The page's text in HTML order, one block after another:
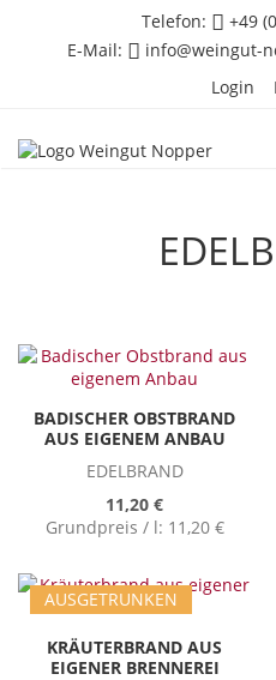
Telefon:
+49
E-Mail:
info@weingut-
Login
BADISCHER OBSTBRAND
AUS EIGENEM ANBAU
EDELBRAND
11,20 €
Grundpreis / l: 11,20 €
AUSGETRUNKEN
KRÄUTERBRAND AUS
EIGENER BRENNEREI